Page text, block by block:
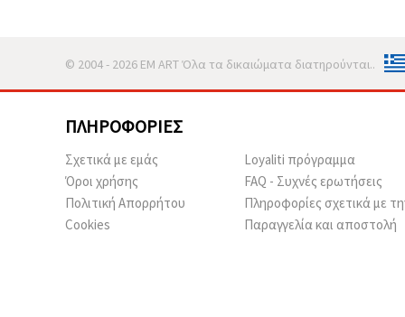
© 2004 - 2026 EM ART Όλα τα δικαιώματα διατηρούνται..
ΠΛΗΡΟΦΟΡΊΕΣ
Σχετικά με εμάς
Όροι χρήσης
Πολιτική Απορρήτου
Cookies
Loyaliti πρόγραμμα
FAQ - Συχνές ερωτήσεις
Πληροφορίες σχετικά με
Παραγγελία και αποστολή